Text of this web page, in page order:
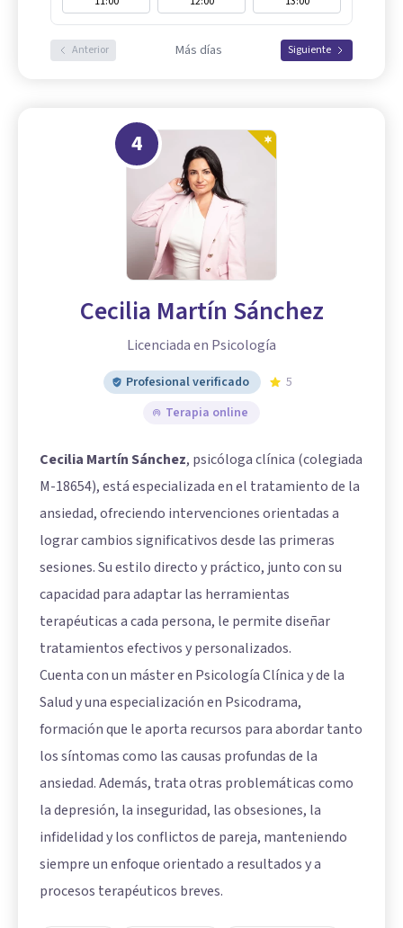
Anterior Más días Siguiente
4
Cecilia Martín Sánchez
Licenciada en Psicología
Profesional verificado
5
Terapia online
Cecilia Martín Sánchez, psicóloga clínica (colegiada
M-18654), está especializada en el tratamiento de la
ansiedad, ofreciendo intervenciones orientadas a
lograr cambios significativos desde las primeras
sesiones. Su estilo directo y práctico, junto con su
capacidad para adaptar las herramientas
terapéuticas a cada persona, le permite diseñar
tratamientos efectivos y personalizados.
Cuenta con un máster en Psicología Clínica y de la
Salud y una especialización en Psicodrama,
formación que le aporta recursos para abordar tanto
los síntomas como las causas profundas de la
ansiedad. Además, trata otras problemáticas como
la depresión, la inseguridad, las obsesiones, la
infidelidad y los conflictos de pareja, manteniendo
siempre un enfoque orientado a resultados y a
procesos terapéuticos breves.